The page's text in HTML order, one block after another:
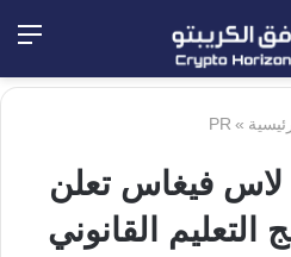
»
PR
2025: لاس فيغاس تعلن
القانوني